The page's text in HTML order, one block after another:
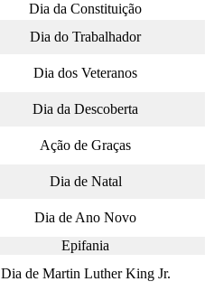
Dia da Constituição
Dia do Trabalhador
Dia dos Veteranos
Dia da Descoberta
Ação de Graças
Dia de Natal
Dia de Ano Novo
Epifania
Dia de Martin Luther King Jr.